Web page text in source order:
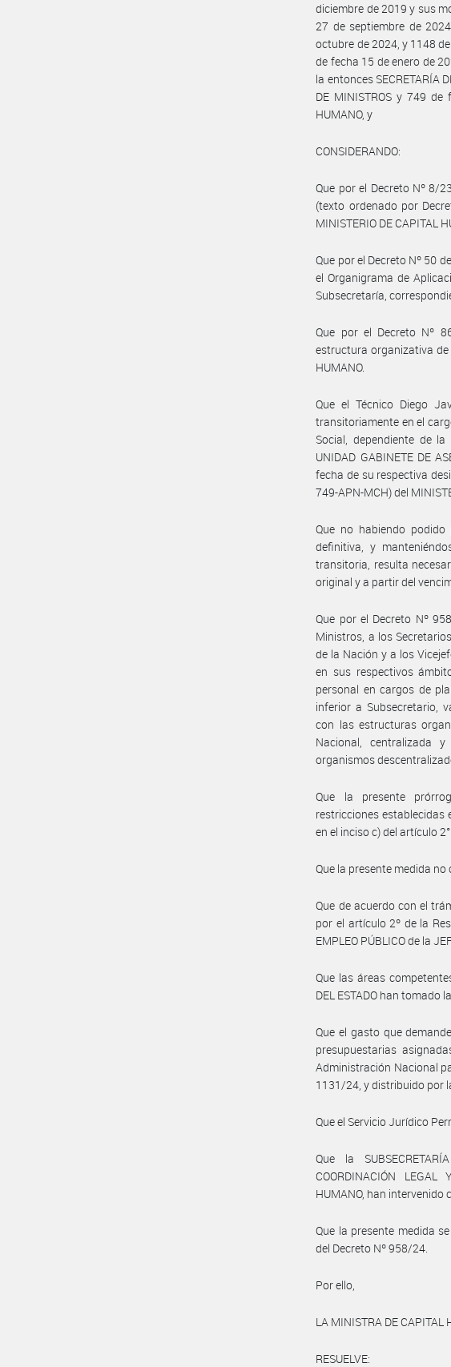
diciembre de 2019 y sus
27 de septiembre de
octubre de 2024, y 1148
de fecha 15 de enero de
la entonces SECRETARÍA
DE MINISTROS y 749 de
HUMANO, y
CONSIDERANDO:
Que por el Decreto Nº 8/
(texto ordenado por
MINISTERIO DE CAPITAL
Que por el Decreto Nº 50
el Organigrama de
Subsecretaría,
Que por el Decreto Nº
estructura organizativa de
HUMANO.
Que el Técnico Diego
transitoriamente en el
Social, dependiente de la
UNIDAD GABINETE DE
fecha de su respectiva
749-APN-MCH) del
Que no habiendo
definitiva, y
transitoria, resulta
original y a partir del
Que por el Decreto Nº
Ministros, a los
de la Nación y a los
en sus respectivos
personal en cargos de
inferior a Subsecretario,
con las estructuras
Nacional, centralizada
organismos
Que la presente
restricciones establecidas
en el inciso c) del artículo
Que la presente medida
Que de acuerdo con el
por el artículo 2º de la
EMPLEO PÚBLICO de la
Que las áreas
DEL ESTADO han tomado
Que el gasto que
presupuestarias
Administración Nacional
1131/24, y distribuido por
Que el Servicio Jurídico
Que la
COORDINACIÓN
HUMANO, han
Que la presente medida
del Decreto Nº 958/24.
Por ello,
LA MINISTRA DE CAPITAL
RESUELVE: